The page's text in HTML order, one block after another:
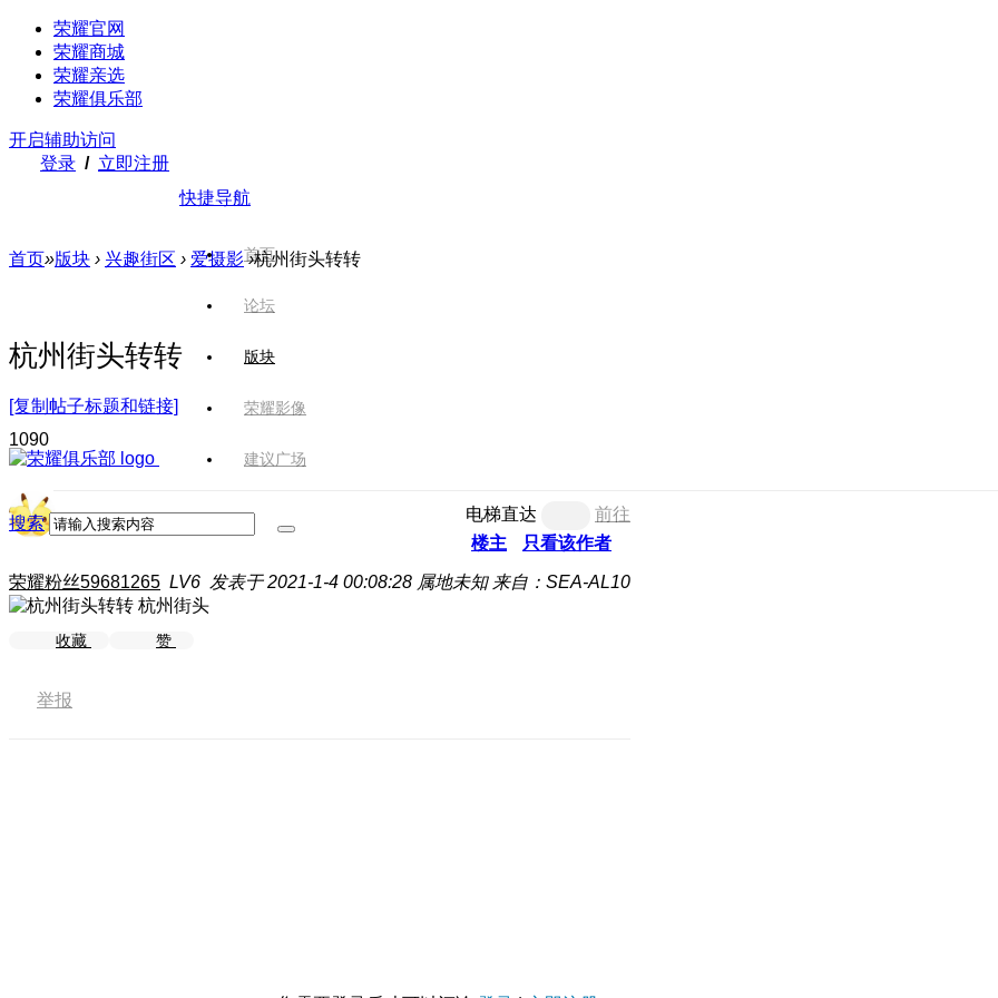
荣耀官网
荣耀商城
荣耀亲选
荣耀俱乐部
开启辅助访问
登录 / 立即注册
快捷导航
首页
论坛
版块
荣耀影像
建议广场
搜索
首页»版块 › 兴趣街区 › 爱摄影 ›杭州街头转转
杭州街头转转
[复制帖子标题和链接]
1090
电梯直达
前往
楼主
只看该作者
荣耀粉丝59681265 LV6 发表于 2021-1-4 00:08:28 属地未知 来自：SEA-AL10
杭州街头
收藏 赞
举报